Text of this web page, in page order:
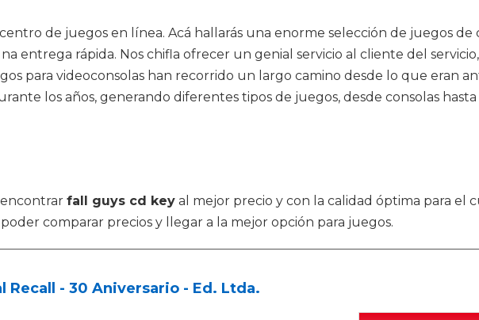
de juegos en línea. Acá hallarás una enorme selección de juegos
entrega rápida. Nos chifla ofrecer un genial servicio al cliente del
para videoconsolas han recorrido un largo camino desde lo que eran
los años, generando diferentes tipos de juegos, desde consolas
fall guys cd key al mejor precio y con la calidad óptima para el
comparar precios y llegar a la mejor opción para juegos.
Recall - 30 Aniversario - Ed. Ltda.